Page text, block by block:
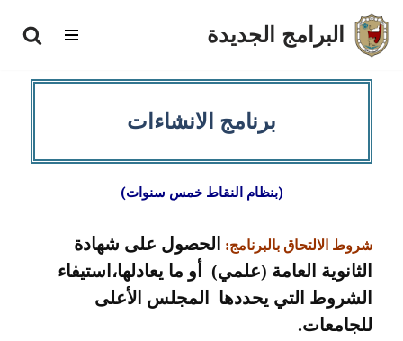
تخطى
البرامج الجديدة
برنامج الانشاءات
(بنظام النقاط خمس سنوات)
شروط الالتحاق بالبرنامج:
الحصول على شهادة
الثانوية العامة (علمي) أو ما يعادلها،استيفاء
الشروط التي يحددها المجلس الأعلى
للجامعات.